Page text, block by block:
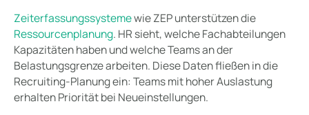
Zeiterfassungssystemewie ZEP unterstützen die
Ressourcenplanung. HR sieht, welche Fachabteilungen
Kapazitäten haben und welche Teams an der
Belastungsgrenze arbeiten. Diese Daten fließen in die
Recruiting-Planung ein: Teams mit hoher Auslastung
erhalten Priorität bei Neueinstellungen.